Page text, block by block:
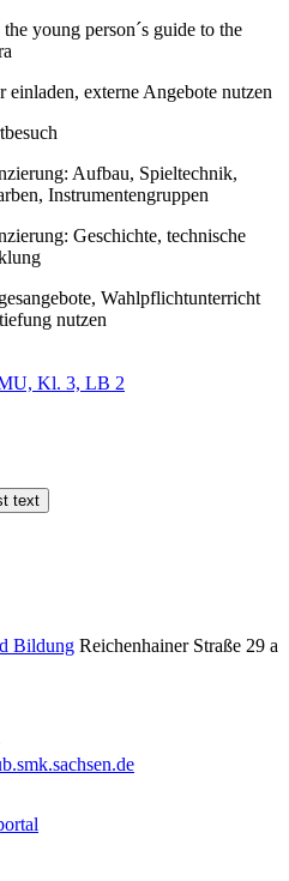
young person´s guide to the
einladen, externe Angebote nutzen
Aufbau, Spieltechnik,
Instrumentengruppen
Geschichte, technische
Wahlpflichtunterricht
nutzen
Kl. 3, LB 2
text
Bildung Reichenhainer Straße 29 a